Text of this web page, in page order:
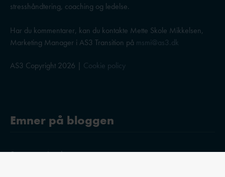
stresshåndtering, coaching og ledelse.
Har du kommentarer, kan du kontakte Mette Skole Mikkelsen,
Marketing Manager i AS3 Transition på msmi@as3.dk
AS3 Copyright 2026 | Cookie policy
Emner på bloggen
Stress og trivsel